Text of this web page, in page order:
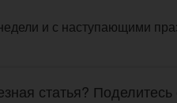
и с наступающими
статья?